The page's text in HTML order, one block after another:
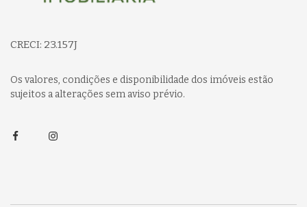
CRECI: 23.157J
Os valores, condições e disponibilidade dos imóveis estão
sujeitos a alterações sem aviso prévio.
FacebookInstagram